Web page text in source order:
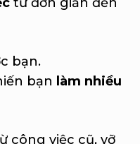
bạn.
bạn làm nhiều
công việc cũ, vỡ